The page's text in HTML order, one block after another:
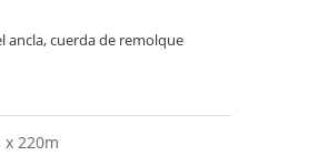
ancla, cuerda de remolque
220m